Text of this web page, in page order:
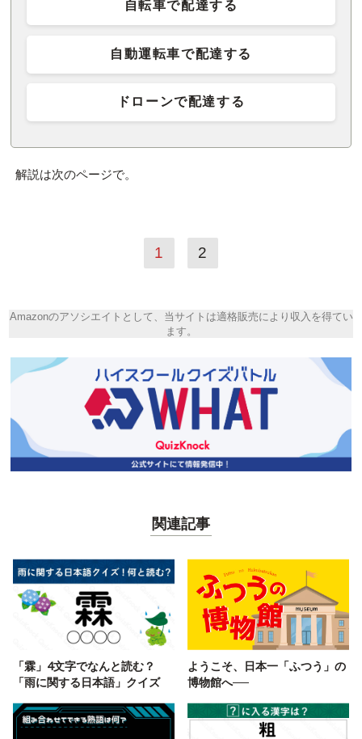
自転車で配達する
自動運転車で配達する
ドローンで配達する
解説は次のページで。
1 2
Amazonのアソシエイトとして、当サイトは適格販売により収入を得てい
ます。
関連記事
「霖」4文字でなんと読む？
「雨に関する日本語」クイズ
ようこそ、日本一「ふつう」の
博物館へ──